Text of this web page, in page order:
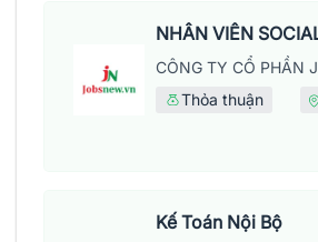
NHÂN VIÊN
CÔNG TY CỔ PHẦN
Thỏa thuận
Kế Toán Nội Bộ